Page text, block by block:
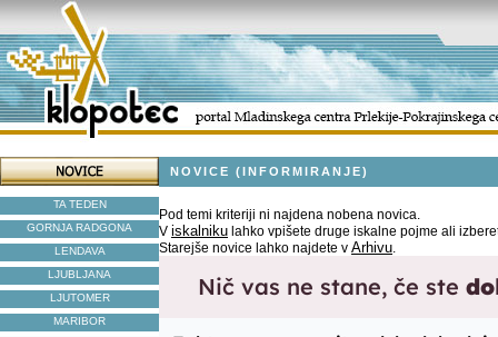
TA TEDEN
GORNJA RADGONA
LENDAVA
LJUBLJANA
LJUTOMER
MARIBOR
NOVICE (INFORMIRANJE)
Pod temi kriteriji ni najdena nobena novica.
V iskalniku lahko vpišete druge iskalne pojme ali
Starejše novice lahko najdete v Arhivu.